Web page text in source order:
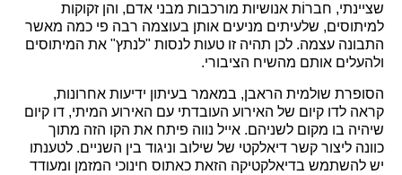
שציינתי, חברוֹת אנושיות מורכבות מבני אדם, והן זקוקות
למיתוסים, שלעיתים מניעים אותן בעוצמה רבה פי כמה מאשר
התבונה עצמה. לכן תהיה זו טעות לנסות "לנתץ" את המיתוסים
ולהעלים אותם מהשיח הציבורי.
הסופרת שולמית הראבן, במאמר בעיתון ידיעות אחרונות,
קראה לדו קיום של האירוע העובדתי עם האירוע המיתי, דו קיום
שיהיה בו מקום לשניהם. אייל נווה פיתח את הקו הזה מתוך
כוונה ליצור קשר דיאלקטי של שילוב וניגוד בין השניים. לטענתו
יש להשתמש בדיאלקטיקה הזאת כאתוס חינוכי המזמן ומעודד